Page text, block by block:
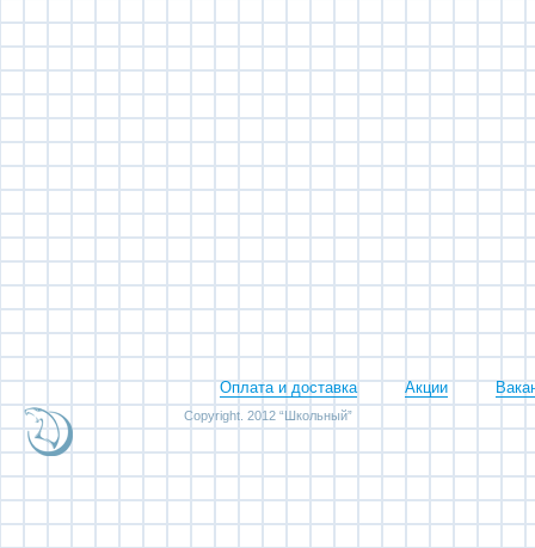
Оплата и доставка Акции
Copyright. 2012 “Школьный”